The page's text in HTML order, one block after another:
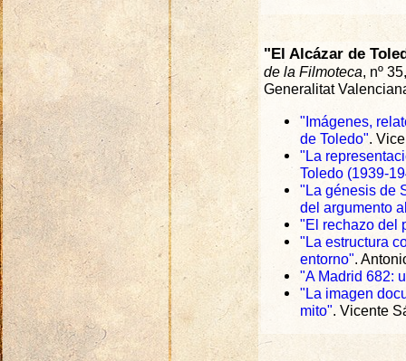
"El Alcázar de
de la Filmoteca, nº
Generalitat
"Imágenes,
de Toledo".
"La
Toledo (1939-
"La génesis de
del argumento
"El rechazo del
"La estructura
entorno".
"A Madrid 682:
"La imagen
mito". Vicente